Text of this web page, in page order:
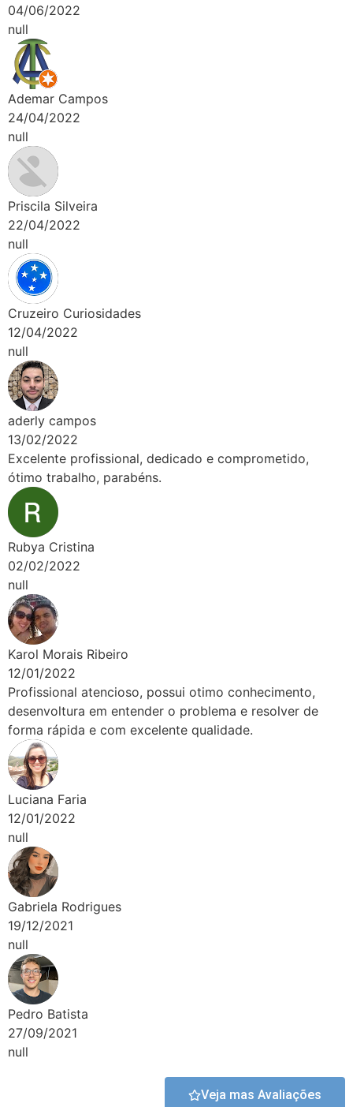
04/06/2022
null
Ademar Campos
24/04/2022
null
Priscila Silveira
22/04/2022
null
Cruzeiro Curiosidades
12/04/2022
null
aderly campos
13/02/2022
Excelente profissional, dedicado e comprometido,
ótimo trabalho, parabéns.
Rubya Cristina
02/02/2022
null
Karol Morais Ribeiro
12/01/2022
Profissional atencioso, possui otimo conhecimento,
desenvoltura em entender o problema e resolver de
forma rápida e com excelente qualidade.
Luciana Faria
12/01/2022
null
Gabriela Rodrigues
19/12/2021
null
Pedro Batista
27/09/2021
null
Veja mas Avaliações